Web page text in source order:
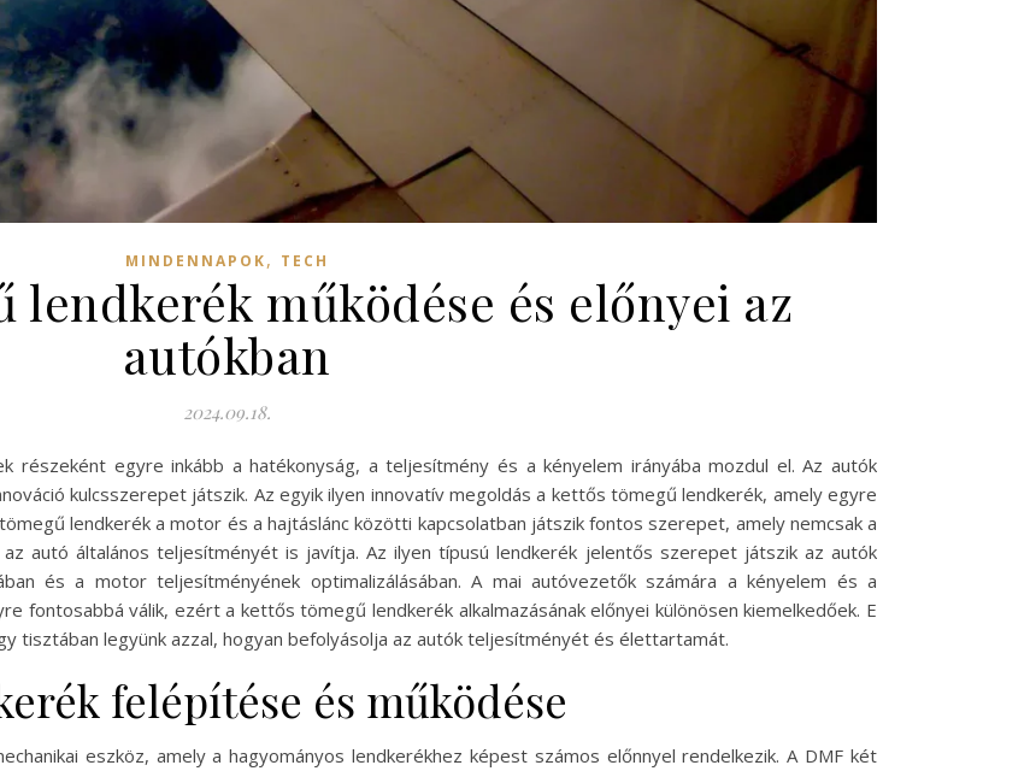
MINDENNAPOK, TECH
lendkerék működése és előnyei az
autókban
2024.09.18.
részeként egyre inkább a hatékonyság, a teljesítmény és a kényelem irányába mozdul el. Az autók
kulcsszerepet játszik. Az egyik ilyen innovatív megoldás a kettős tömegű lendkerék, amely egyre
lendkerék a motor és a hajtáslánc közötti kapcsolatban játszik fontos szerepet, amely nemcsak a
autó általános teljesítményét is javítja. Az ilyen típusú lendkerék jelentős szerepet játszik az autók
és a motor teljesítményének optimalizálásában. A mai autóvezetők számára a kényelem és a
fontosabbá válik, ezért a kettős tömegű lendkerék alkalmazásának előnyei különösen kiemelkedőek. E
tisztában legyünk azzal, hogyan befolyásolja az autók teljesítményét és élettartamát.
felépítése és működése
eszköz, amely a hagyományos lendkerékhez képest számos előnnyel rendelkezik. A DMF két